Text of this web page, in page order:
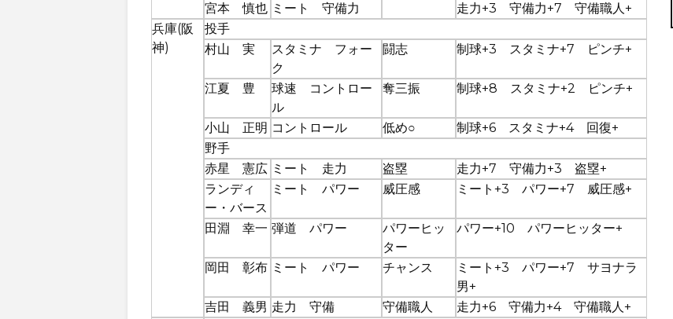
宮本 慎也 ミート 守備力
走力+3 守備力+7 守備職人+
兵庫(阪
神)
投手
村山 実
スタミナ フォー
ク
闘志 制球+3 スタミナ+7 ピンチ+
江夏 豊
球速 コントロー
ル
奪三振 制球+8 スタミナ+2 ピンチ+
小山 正明 コントロール 低め○
制球+6 スタミナ+4 回復+
野手
赤星 憲広 ミート 走力 盗塁
走力+7 守備力+3 盗塁+
ランディ
ー・バース
ミート パワー 威圧感 ミート+3 パワー+7 威圧感+
田淵 幸一 弾道 パワー
パワーヒッ
ター
パワー+10 パワーヒッター+
岡田 彰布 ミート パワー チャンス
ミート+3 パワー+7 サヨナラ
男+
吉田 義男 走力 守備 守備職人
走力+6 守備力+4 守備職人+